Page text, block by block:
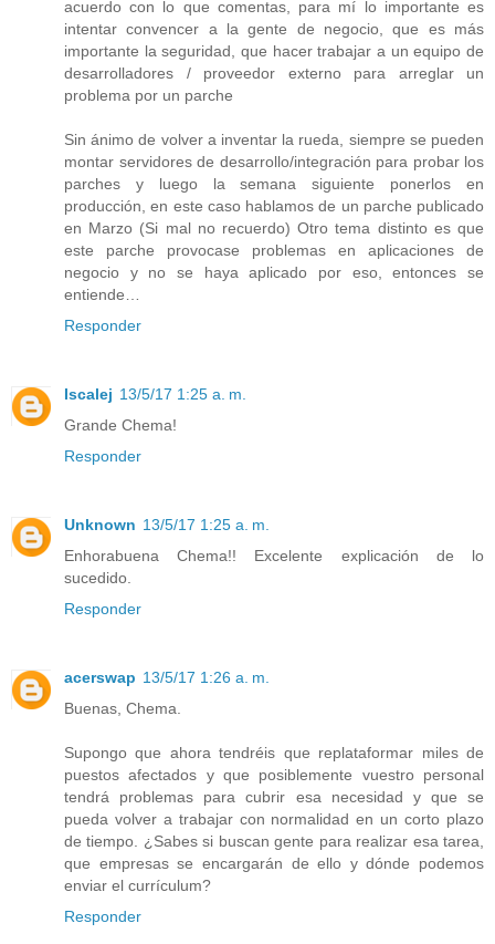
acuerdo con lo que comentas, para mí lo importante es
intentar convencer a la gente de negocio, que es más
importante la seguridad, que hacer trabajar a un equipo de
desarrolladores / proveedor externo para arreglar un
problema por un parche
Sin ánimo de volver a inventar la rueda, siempre se pueden
montar servidores de desarrollo/integración para probar los
parches y luego la semana siguiente ponerlos en
producción, en este caso hablamos de un parche publicado
en Marzo (Si mal no recuerdo) Otro tema distinto es que
este parche provocase problemas en aplicaciones de
negocio y no se haya aplicado por eso, entonces se
entiende…
Responder
Iscalej 13/5/17 1:25 a. m.
Grande Chema!
Responder
Unknown 13/5/17 1:25 a. m.
Enhorabuena Chema!! Excelente explicación de lo
sucedido.
Responder
acerswap 13/5/17 1:26 a. m.
Buenas, Chema.
Supongo que ahora tendréis que replataformar miles de
puestos afectados y que posiblemente vuestro personal
tendrá problemas para cubrir esa necesidad y que se
pueda volver a trabajar con normalidad en un corto plazo
de tiempo. ¿Sabes si buscan gente para realizar esa tarea,
que empresas se encargarán de ello y dónde podemos
enviar el currículum?
Responder